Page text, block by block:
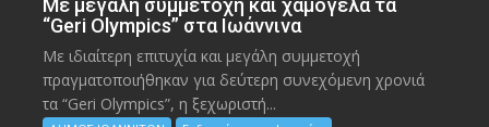
Με μεγάλη συμμετοχή και χαμόγελα τα
“Geri Olympics” στα Ιωάννινα
Με ιδιαίτερη επιτυχία και μεγάλη συμμετοχή
πραγματοποιήθηκαν για δεύτερη συνεχόμενη χρονιά
τα “Geri Olympics”, η ξεχωριστή...